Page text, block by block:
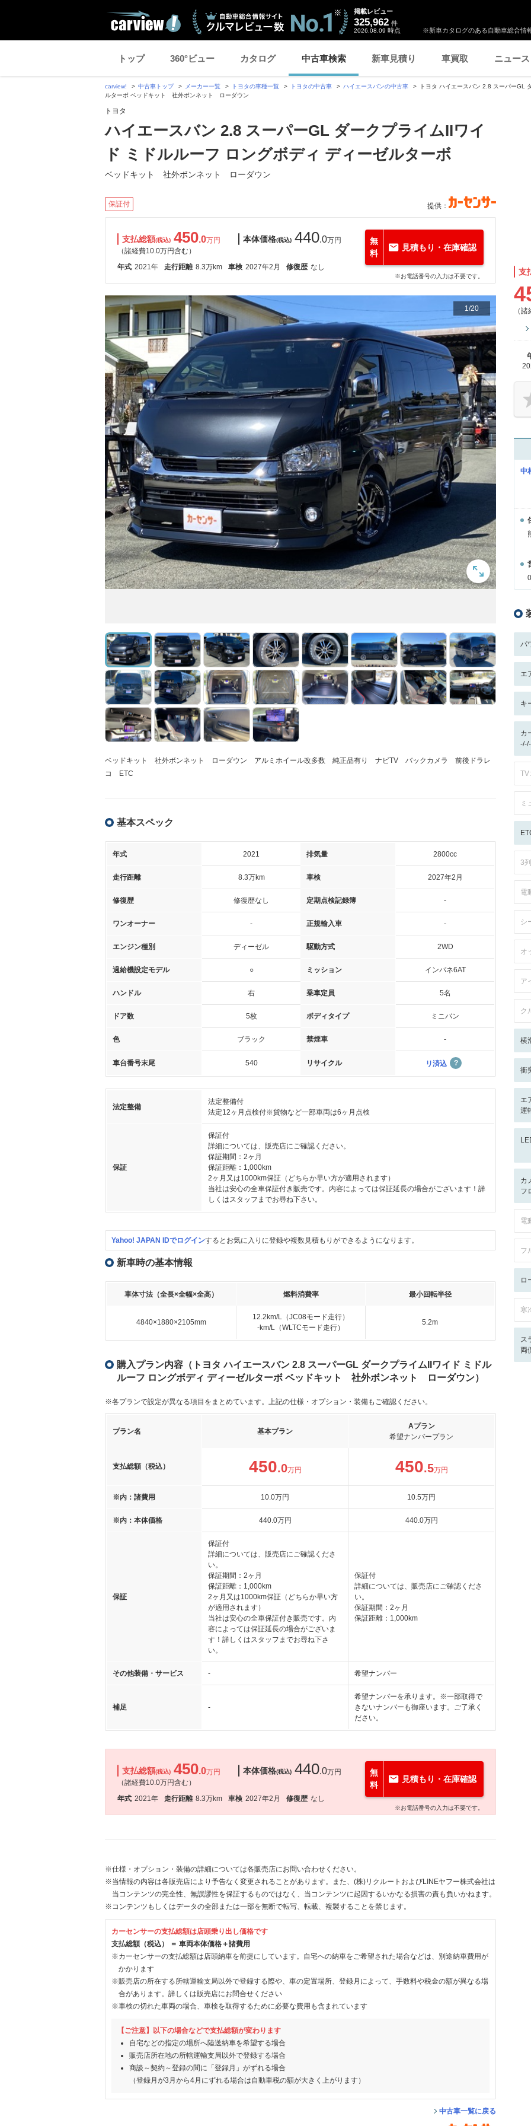
※新車カタログのある自動車総合情
掲載レビュー
325,962 件
2026.08.09 時点
トップ 360°ビュー カタログ 中古車検索 新車見積り 車買取 ニュース
carview! 中古車トップ メーカー一覧 トヨタの車種一覧 トヨタの中古車 ハイエースバンの中古車
トヨタ ハイエースバン 2.8 スーパーGL
ルターボ ベッドキット 社外ボンネット ローダウン
トヨタ
ハイエースバン 2.8 スーパーGL ダークプライムIIワイ
ド ミドルルーフ ロングボディ ディーゼルターボ
ベッドキット 社外ボンネット ローダウン
保証付 提供：
支払総額(税込) 450.0万円
（諸経費10.0万円含む）
本体価格(税込) 440.0万円
年式 2021年 走行距離 8.3万km 車検 2027年2月 修復歴 なし
無
料
見積もり・在庫確認
※お電話番号の入力は不要です。
1/20
ベッドキット 社外ボンネット ローダウン アルミホイール改多数 純正品有り ナビTV バックカメラ 前後ドラレ
コ ETC
基本スペック
年式 2021 排気量 2800cc
走行距離 8.3万km 車検 2027年2月
修復歴 修復歴なし 定期点検記録簿 -
ワンオーナー - 正規輸入車 -
エンジン種別 ディーゼル 駆動方式 2WD
過給機設定モデル ○ ミッション インパネ6AT
ハンドル 右 乗車定員 5名
ドア数 5枚 ボディタイプ ミニバン
色 ブラック 禁煙車 -
車台番号末尾 540 リサイクル リ済込
法定整備
法定整備付
法定12ヶ月点検付※貨物など一部車両は6ヶ月点検
保証
保証付
詳細については、販売店にご確認ください。
保証期間：2ヶ月
保証距離：1,000km
2ヶ月又は1000km保証（どちらか早い方が適用されます）
当社は安心の全車保証付き販売です。内容によっては保証延長の場合がございます！詳
しくはスタッフまでお尋ね下さい。
Yahoo! JAPAN IDでログインするとお気に入りに登録や複数見積もりができるようになります。
新車時の基本情報
車体寸法（全長×全幅×全高） 燃料消費率 最小回転半径
4840×1880×2105mm
12.2km/L（JC08モード走行）
-km/L（WLTCモード走行）
5.2m
購入プラン内容（トヨタ ハイエースバン 2.8 スーパーGL ダークプライムIIワイド ミドル
ルーフ ロングボディ ディーゼルターボ ベッドキット 社外ボンネット ローダウン）
※各プランで設定が異なる項目をまとめています。上記の仕様・オプション・装備もご確認ください。
プラン名 基本プラン
Aプラン
希望ナンバープラン
支払総額（税込） 450.0万円 450.5万円
※内：諸費用 10.0万円 10.5万円
※内：本体価格 440.0万円 440.0万円
保証
保証付
詳細については、販売店にご確認くださ
い。
保証期間：2ヶ月
保証距離：1,000km
2ヶ月又は1000km保証（どちらか早い方
が適用されます）
当社は安心の全車保証付き販売です。内
容によっては保証延長の場合がございま
す！詳しくはスタッフまでお尋ね下さ
い。
保証付
詳細については、販売店にご確認くださ
い。
保証期間：2ヶ月
保証距離：1,000km
その他装備・サービス - 希望ナンバー
補足 -
希望ナンバーを承ります。※一部取得で
きないナンバーも御座います。ご了承く
ださい。
支払総額(税込) 450.0万円
（諸経費10.0万円含む）
本体価格(税込) 440.0万円
年式 2021年 走行距離 8.3万km 車検 2027年2月 修復歴 なし
無
料
見積もり・在庫確認
※お電話番号の入力は不要です。
※仕様・オプション・装備の詳細については各販売店にお問い合わせください。
※当情報の内容は各販売店により予告なく変更されることがあります。また、(株)リクルートおよびLINEヤフー株式会社は
当コンテンツの完全性、無誤謬性を保証するものではなく、当コンテンツに起因するいかなる損害の責も負いかねます。
※コンテンツもしくはデータの全部または一部を無断で転写、転載、複製することを禁じます。
カーセンサーの支払総額は店頭乗り出し価格です
支払総額（税込） ＝ 車両本体価格＋諸費用
※カーセンサーの支払総額は店頭納車を前提にしています。自宅への納車をご希望された場合などは、別途納車費用が
かかります
※販売店の所在する所轄運輸支局以外で登録する際や、車の定置場所、登録月によって、手数料や税金の額が異なる場
合があります。詳しくは販売店にお問合せください
※車検の切れた車両の場合、車検を取得するために必要な費用も含まれています
【ご注意】以下の場合などで支払総額が変わります
自宅などの指定の場所へ陸送納車を希望する場合
販売店所在地の所轄運輸支局以外で登録する場合
商談～契約～登録の間に「登録月」がずれる場合
（登録月が3月から4月にずれる場合は自動車税の額が大きく上がります）
中古車一覧に戻る
支
（
中
パ
エ
キ
カ
ミ
3
電
シ
オ
ア
ク
横
衝
エ
運
カ
フ
電
フ
ロ
寒
ス
両